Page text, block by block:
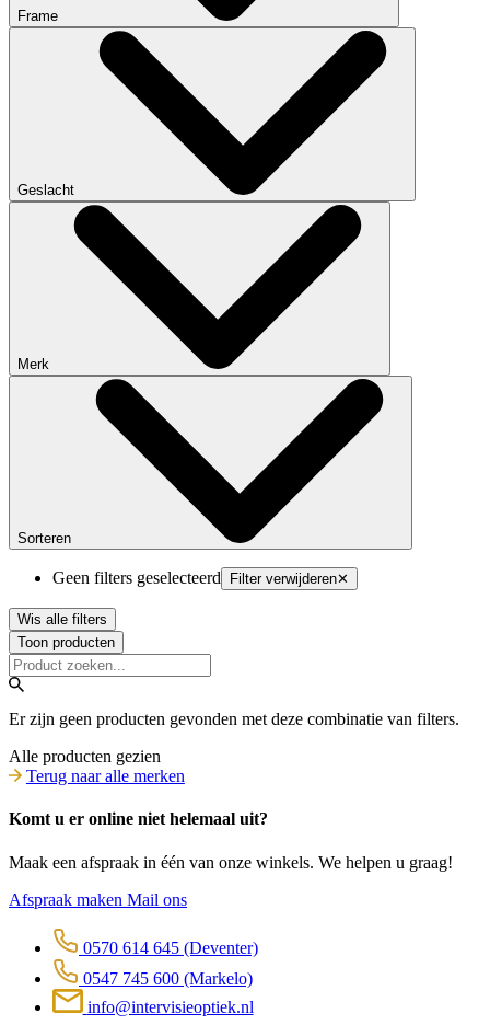
Frame
Geslacht
Merk
Sorteren
Geen filters geselecteerd Filter verwijderen✕
Wis alle filters
Toon producten
Er zijn geen producten gevonden met deze combinatie van filters.
Alle producten gezien
Terug naar alle merken
Komt u er online niet helemaal uit?
Maak een afspraak in één van onze winkels. We helpen u graag!
Afspraak maken Mail ons
0570 614 645 (Deventer)
0547 745 600 (Markelo)
info@intervisieoptiek.nl